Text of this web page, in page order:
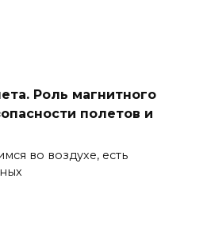
Роль магнитного
полетов и
во воздухе, есть